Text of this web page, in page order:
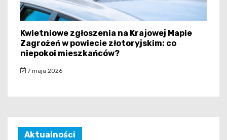
Kwietniowe zgłoszenia na Krajowej Mapie
Zagrożeń w powiecie złotoryjskim: co
niepokoi mieszkańców?
7 maja 2026
Aktualności